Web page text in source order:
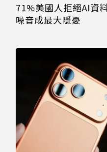
71%美國人拒絕AI資
噪音成最大隱憂